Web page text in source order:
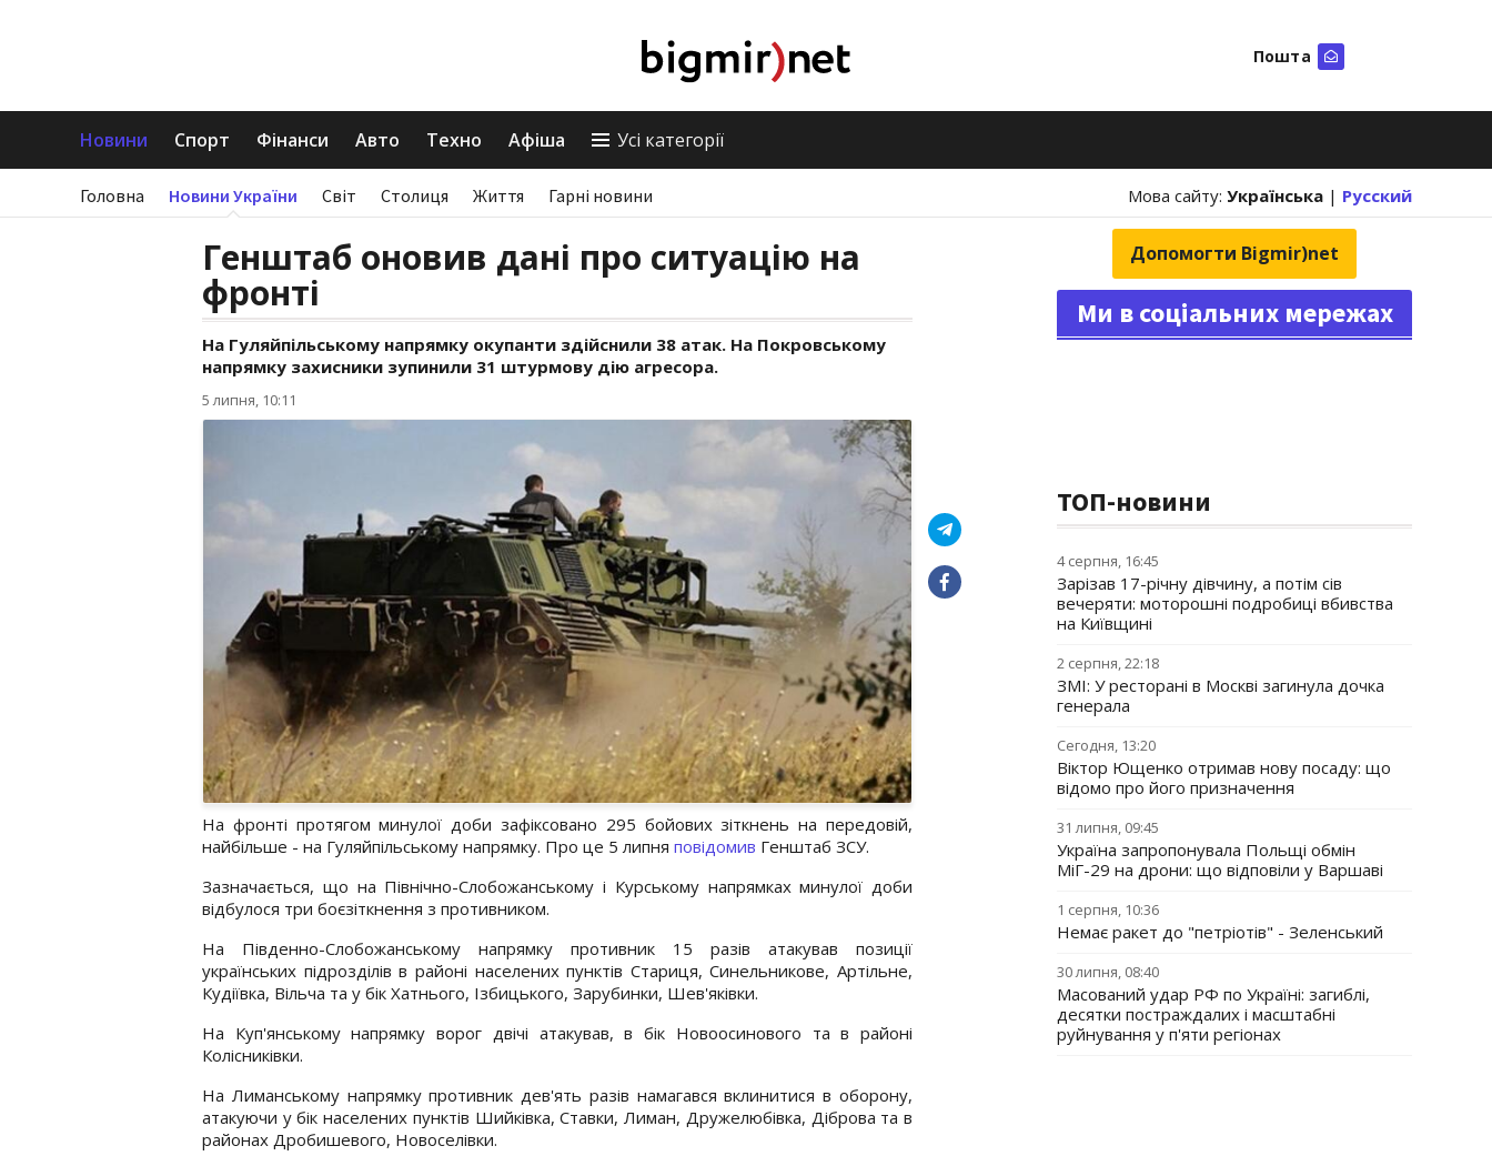
Пошта
Новини Спорт Фінанси Авто Техно Афіша Усі категорії
Головна Новини України Світ Столиця Життя Гарні новини Мова сайту: Українська | Русский
Генштаб оновив дані про ситуацію на
фронті
На Гуляйпільському напрямку окупанти здійснили 38 атак. На Покровському
напрямку захисники зупинили 31 штурмову дію агресора.
5 липня, 10:11
На фронті протягом минулої доби зафіксовано 295 бойових зіткнень на передовій,
найбільше - на Гуляйпільському напрямку. Про це 5 липня повідомив Генштаб ЗСУ.
Зазначається, що на Північно-Слобожанському і Курському напрямках минулої доби
відбулося три боєзіткнення з противником.
На Південно-Слобожанському напрямку противник 15 разів атакував позиції
українських підрозділів в районі населених пунктів Стариця, Синельникове, Артільне,
Кудіївка, Вільча та у бік Хатнього, Ізбицького, Зарубинки, Шев'яківки.
На Куп'янському напрямку ворог двічі атакував, в бік Новоосинового та в районі
Колісниківки.
На Лиманському напрямку противник дев'ять разів намагався вклинитися в оборону,
атакуючи у бік населених пунктів Шийківка, Ставки, Лиман, Дружелюбівка, Діброва та в
районах Дробишевого, Новоселівки.
Допомогти Bigmir)net
Ми в соціальних мережах
ТОП-новини
4 серпня, 16:45
Зарізав 17-річну дівчину, а потім сів
вечеряти: моторошні подробиці вбивства
на Київщині
2 серпня, 22:18
ЗМІ: У ресторані в Москві загинула дочка
генерала
Сегодня, 13:20
Віктор Ющенко отримав нову посаду: що
відомо про його призначення
31 липня, 09:45
Україна запропонувала Польщі обмін
МіГ-29 на дрони: що відповіли у Варшаві
1 серпня, 10:36
Немає ракет до "петріотів" - Зеленський
30 липня, 08:40
Масований удар РФ по Україні: загиблі,
десятки постраждалих і масштабні
руйнування у п'яти регіонах